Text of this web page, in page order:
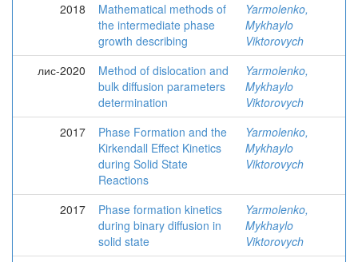
2018
Mathematical methods of
the intermediate phase
growth describing
Yarmolenko,
Mykhaylo
Viktorovych
лис-2020
Method of dislocation and
bulk diffusion parameters
determination
Yarmolenko,
Mykhaylo
Viktorovych
2017
Phase Formation and the
Kirkendall Effect Kinetics
during Solid State
Reactions
Yarmolenko,
Mykhaylo
Viktorovych
2017
Phase formation kinetics
during binary diffusion in
solid state
Yarmolenko,
Mykhaylo
Viktorovych